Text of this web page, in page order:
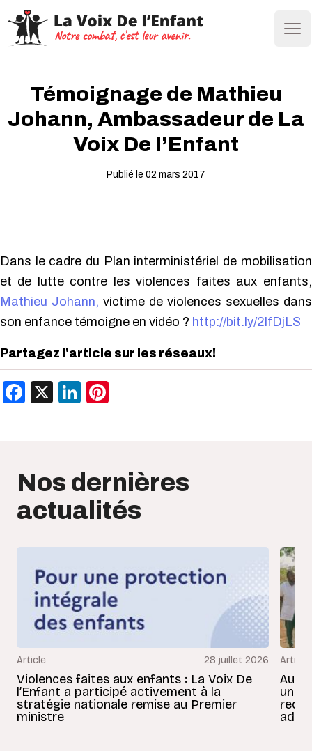
Témoignage de Mathieu
Johann, Ambassadeur de La
Voix De l’Enfant
Publié le 02 mars 2017
Dans le cadre du Plan interministériel de mobilisation
et de lutte contre les violences faites aux enfants,
Mathieu Johann, victime de violences sexuelles dans
son enfance témoigne en vidéo ? http://bit.ly/2lfDjLS
Partagez l'article sur les réseaux!
Facebook
X LinkedIn
Nos dernières
actualités
Article 28 juillet 2026
Violences faites aux enfants : La Voix De
l’Enfant a participé activement à la
stratégie nationale remise au Premier
ministre
Article
Au